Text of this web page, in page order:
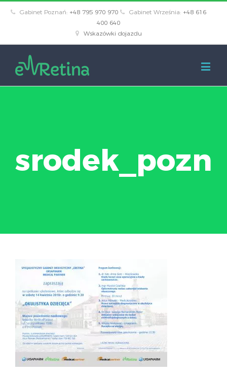
Gabinet Poznań: +48 795 970 970 Gabinet Września: +48 616
400 640
Wskazówki dojazdu